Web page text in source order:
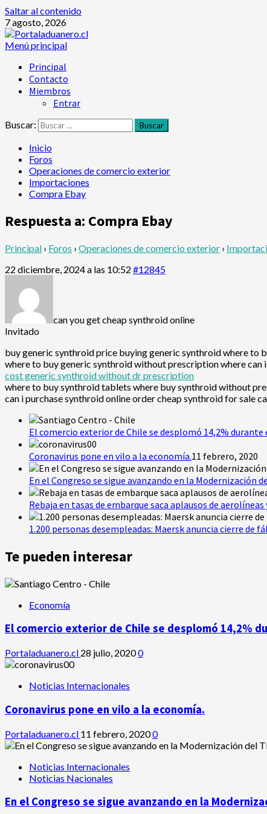
Saltar al contenido
7 agosto, 2026
Menú principal
Principal
Contacto
Miembros
Entrar
Buscar:
Inicio
Foros
Operaciones de comercio exterior
Importaciones
Compra Ebay
Respuesta a: Compra Ebay
Principal › Foros › Operaciones de comercio exterior ›
22 diciembre, 2024 a las 10:52 #12845
can you get cheap synthroid online
Invitado
buy generic synthroid price buying generic synthroid where to
where to buy generic synthroid without prescription where
cost generic synthroid without dr prescription
where to buy synthroid tablets where buy synthroid without
can i purchase synthroid online order cheap synthroid for sale
El comercio exterior de Chile se desplomó 14,2%
Coronavirus pone en vilo a la economía.11 febrero, 2020
En el Congreso se sigue avanzando en la Modernización
Rebaja en tasas de embarque saca aplausos de aerolíneas
1.200 personas desempleadas: Maersk anuncia cierre de
Te pueden interesar
Economía
El comercio exterior de Chile se desplomó 14,2%
Portaladuanero.cl 28 julio, 20200
Noticias Internacionales
Coronavirus pone en vilo a la economía.
Portaladuanero.cl 11 febrero, 20200
Noticias Internacionales
Noticias Nacionales
En el Congreso se sigue avanzando en la